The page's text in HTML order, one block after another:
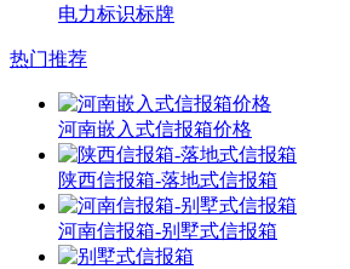
电力标识标牌
热门推荐
河南嵌入式信报箱价格
陕西信报箱-落地式信报箱
河南信报箱-别墅式信报箱